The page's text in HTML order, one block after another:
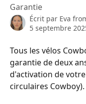
Garantie
Écrit par Eva
5 septembre
Tous les vélos
garantie de deux
d'activation de
circulaires Cowboy).